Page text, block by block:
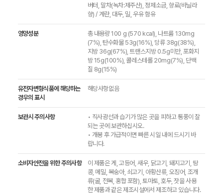
버터, 말차(녹차:제주산), 정제소금, 향료(바닐라
향) / 계란, 대두, 밀, 우유 함유
영양성분
총 내용량 100 g (570 kcal), 나트륨 130mg
(7%), 탄수화물 53g(16%), 당류 38g(38%),
지방 36g(67%), 트랜스지방 0.5g미만, 포화지
방 15g(100%), 콜레스테롤 20mg(7%), 단백
질 8g(15%)
유전자변형식품에 해당하는
경우의 표시
해당사항없음
보관시 주의사항
• 직사광선과 습기가 많은 곳을 피하고 통풍이 잘
되는 곳에 보관하십시오.
• 개봉 후 가급적이면 빠른 시일 내에 드시기 바
랍니다.
소비자안전을 위한 주의사항
이 제품은 게, 고등어, 새우, 닭고기, 돼지고기, 땅
콩, 메밀, 복숭아, 쇠고기, 아황산류, 오징어, 조개
류(굴, 전복, 홍합 포함), 토마토, 호두, 잣을 사용
한 제품과 같은 제조시설에서 제조하고 있습니다.